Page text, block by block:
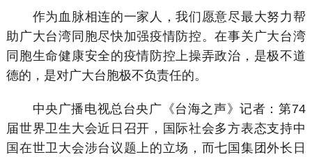
作为血脉相连的一家人，我们愿意尽最大努力帮
助广大台湾同胞尽快加强疫情防控。在事关广大台湾
同胞生命健康安全的疫情防控上操弄政治，是极不道
德的，是对广大台胞极不负责任的。
中央广播电视总台央广《台海之声》记者：第74
届世界卫生大会近日召开，国际社会多方表态支持中
国在世卫大会涉台议题上的立场，而七国集团外长日